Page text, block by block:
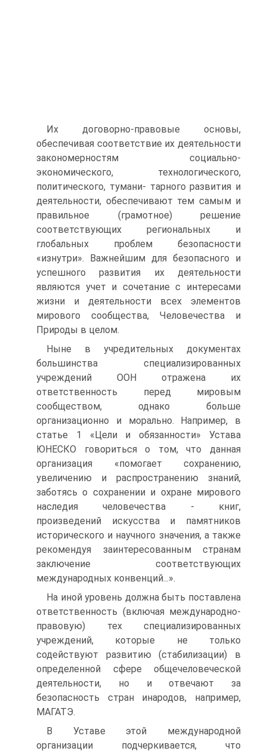
Их договорно-правовые основы,
обеспечивая соответ­ствие их деятельности
закономерностям социально-
экономического, технологического,
политического, тумани- тарного развития и
деятельности, обеспечивают тем самым и
правильное (грамотное) решение
соответствующих регио­нальных и
глобальных проблем безопасности
«изнутри». Важнейшим для безопасного и
успешного развития их дея­тельности
являются учет и сочетание с интересами
жизни и деятельности всех элементов
мирового сообщества, Человече­ства и
Природы в целом.
Ныне в учредительных документах
большинства специа­лизированных
учреждений ООН отражена их
ответственность перед мировым
сообществом, однако больше
организационно и морально. Например, в
статье 1 «Цели и обязанности» Уста­ва
ЮНЕСКО говориться о том, что данная
организация «по­могает сохранению,
увеличению и распространению знаний,
заботясь о сохранении и охране мирового
наследия человече­ства - книг,
произведений искусства и памятников
историче­ского и научного значения, а также
рекомендуя заинтересо­ванным странам
заключение соответствующих
международ­ных конвенций...».
На иной уровень должна быть поставлена
ответствен­ность (включая международно-
правовую) тех специализиро­ванных
учреждений, которые не только
содействуют развитию (стабилизации) в
определенной сфере общечеловеческой
дея­тельности, но и отвечают за
безопасность стран инародов, например,
МАГАТЭ.
В Уставе этой международной
организации подчеркива­ется, что